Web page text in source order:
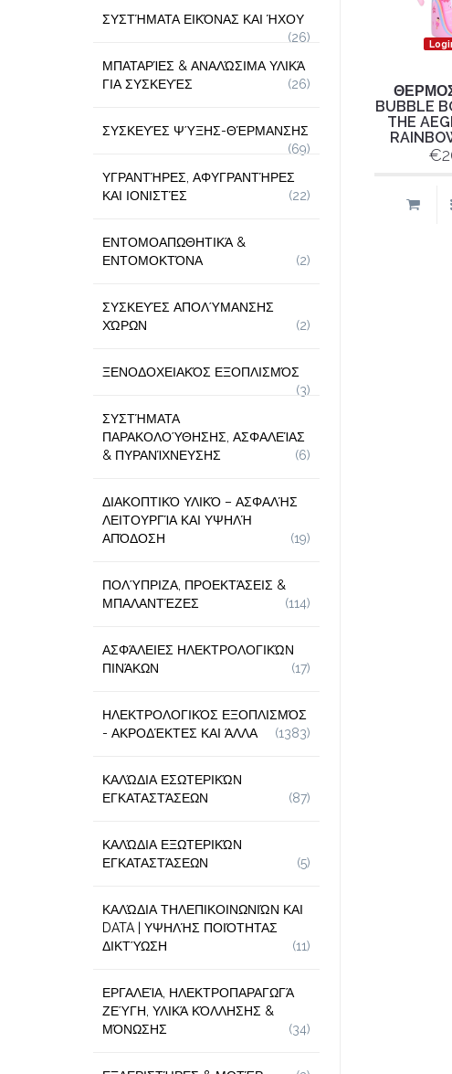
BUBBLE
THE
ΣΥΣΤΉΜΑΤΑ ΕΙΚΌΝΑΣ ΚΑΙ ΉΧΟΥ
(26)
ΜΠΑΤΑΡΊΕΣ & ΑΝΑΛΏΣΙΜΑ ΥΛΙΚΆ
ΓΙΑ ΣΥΣΚΕΥΈΣ
(26)
ΣΥΣΚΕΥΈΣ ΨΎΞΗΣ-ΘΈΡΜΑΝΣΗΣ
(69)
ΥΓΡΑΝΤΉΡΕΣ, ΑΦΥΓΡΑΝΤΉΡΕΣ
ΚΑΙ ΙΟΝΙΣΤΈΣ
(22)
ΕΝΤΟΜΟΑΠΩΘΗΤΙΚΆ &
ΕΝΤΟΜΟΚΤΌΝΑ
(2)
ΣΥΣΚΕΥΈΣ ΑΠΟΛΎΜΑΝΣΗΣ
ΧΏΡΩΝ
(2)
ΞΕΝΟΔΟΧΕΙΑΚΌΣ ΕΞΟΠΛΙΣΜΌΣ
(3)
ΣΥΣΤΉΜΑΤΑ
ΠΑΡΑΚΟΛΟΎΘΗΣΗΣ, ΑΣΦΑΛΕΊΑΣ
& ΠΥΡΑΝΊΧΝΕΥΣΗΣ
(6)
ΔΙΑΚΟΠΤΙΚΌ ΥΛΙΚΌ – ΑΣΦΑΛΉΣ
ΛΕΙΤΟΥΡΓΊΑ ΚΑΙ ΥΨΗΛΉ
ΑΠΌΔΟΣΗ
(19)
ΠΟΛΎΠΡΙΖΑ, ΠΡΟΕΚΤΆΣΕΙΣ &
ΜΠΑΛΑΝΤΈΖΕΣ
(114)
ΑΣΦΆΛΕΙΕΣ ΗΛΕΚΤΡΟΛΟΓΙΚΏΝ
ΠΙΝΆΚΩΝ
(17)
ΗΛΕΚΤΡΟΛΟΓΙΚΌΣ ΕΞΟΠΛΙΣΜΌΣ
- ΑΚΡΟΔΈΚΤΕΣ ΚΑΙ ΆΛΛΑ
(1383)
ΚΑΛΏΔΙΑ ΕΣΩΤΕΡΙΚΏΝ
ΕΓΚΑΤΑΣΤΆΣΕΩΝ
(87)
ΚΑΛΏΔΙΑ ΕΞΩΤΕΡΙΚΏΝ
ΕΓΚΑΤΑΣΤΆΣΕΩΝ
(5)
ΚΑΛΏΔΙΑ ΤΗΛΕΠΙΚΟΙΝΩΝΙΏΝ ΚΑΙ
DATA | ΥΨΗΛΉΣ ΠΟΙΌΤΗΤΑΣ
ΔΙΚΤΎΩΣΗ
(11)
ΕΡΓΑΛΕΊΑ, ΗΛΕΚΤΡΟΠΑΡΑΓΩΓΆ
ΖΕΎΓΗ, ΥΛΙΚΆ ΚΌΛΛΗΣΗΣ &
ΜΌΝΩΣΗΣ
(34)